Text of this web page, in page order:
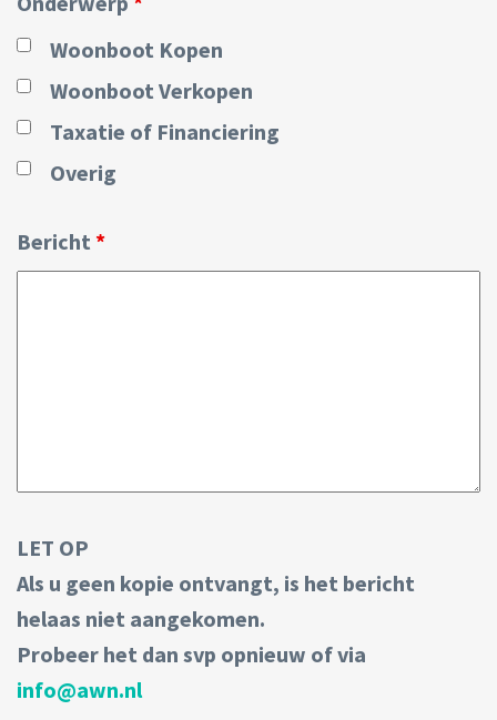
Woonboot Kopen
Woonboot Verkopen
Taxatie of Financiering
Overig
Bericht *
LET OP
Als u geen kopie ontvangt, is het bericht
helaas niet aangekomen.
Probeer het dan svp opnieuw of via
info@awn.nl